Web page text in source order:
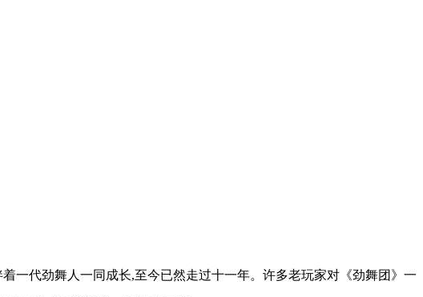
一代劲舞人一同成长,至今已然走过十一年。许多老玩家对《劲舞团》一